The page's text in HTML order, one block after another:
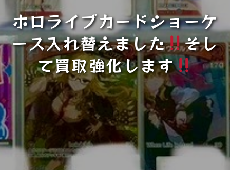
ホロライブカードショーケ
ース入れ替えました
そし
て買取強化します